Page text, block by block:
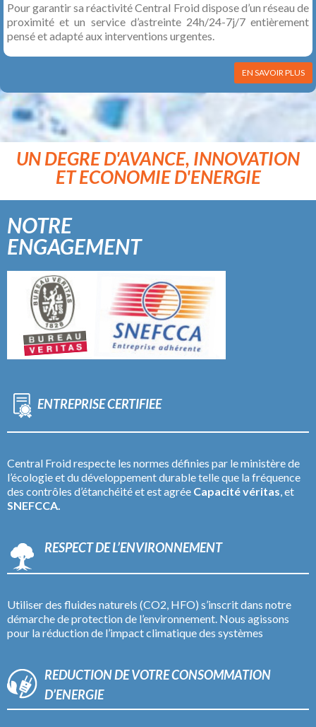
Pour garantir sa réactivité Central Froid dispose d’un réseau de
proximité et un service d’astreinte 24h/24-7j/7 entièrement
pensé et adapté aux interventions urgentes.
EN SAVOIR PLUS
UN DEGRE D'AVANCE, INNOVATION
ET ECONOMIE D'ENERGIE
NOTRE
ENGAGEMENT
ENTREPRISE CERTIFIEE
Central Froid respecte les normes définies par le ministère de
l’écologie et du développement durable telle que la fréquence
des contrôles d’étanchéité et est agrée Capacité véritas , et
SNEFCCA.
RESPECT DE L’ENVIRONNEMENT
Utiliser des fluides naturels (CO2, HFO) s’inscrit dans notre
démarche de protection de l’environnement. Nous agissons
pour la réduction de l’impact climatique des systèmes
REDUCTION DE VOTRE CONSOMMATION
D’ENERGIE